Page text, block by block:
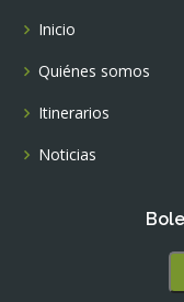
Inicio
Quiénes somos
Itinerarios
Noticias